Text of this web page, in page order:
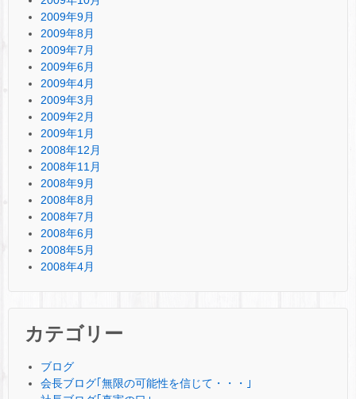
2009年9月
2009年8月
2009年7月
2009年6月
2009年4月
2009年3月
2009年2月
2009年1月
2008年12月
2008年11月
2008年9月
2008年8月
2008年7月
2008年6月
2008年5月
2008年4月
カテゴリー
ブログ
会長ブログ｢無限の可能性を信じて・・・｣